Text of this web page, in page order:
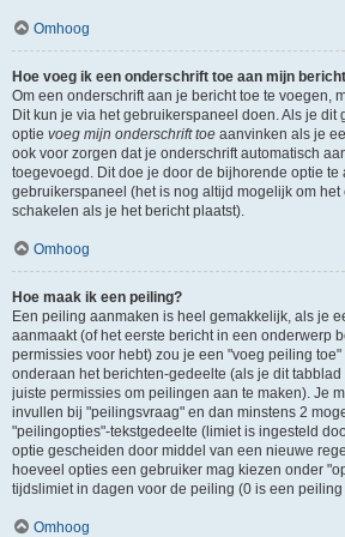
Omhoog
Hoe voeg ik een onderschrift toe aan mijn
Om een onderschrift aan je bericht toe te voegen,
Dit kun je via het gebruikerspaneel doen. Als je dit
optie voeg mijn onderschrift toe aanvinken als je
ook voor zorgen dat je onderschrift automatisch
toegevoegd. Dit doe je door de bijhorende optie te
gebruikerspaneel (het is nog altijd mogelijk om het
schakelen als je het bericht plaatst).
Omhoog
Hoe maak ik een peiling?
Een peiling aanmaken is heel gemakkelijk, als je
aanmaakt (of het eerste bericht in een onderwerp
permissies voor hebt) zou je een "voeg peiling
onderaan het berichten-gedeelte (als je dit
juiste permissies om peilingen aan te maken). Je
invullen bij "peilingsvraag" en dan minstens 2
"peilingopties"-tekstgedeelte (limiet is ingesteld
optie gescheiden door middel van een nieuwe
hoeveel opties een gebruiker mag kiezen onder
tijdslimiet in dagen voor de peiling (0 is een
Omhoog